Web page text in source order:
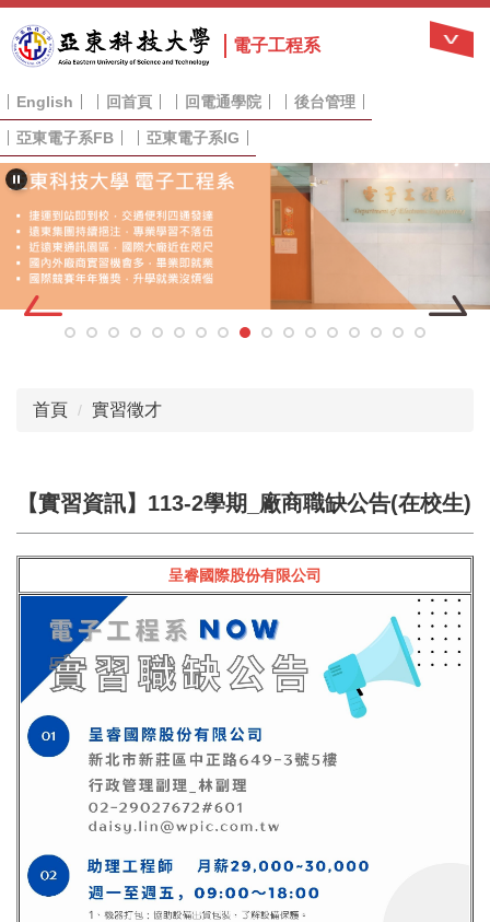
到
主
內
容
區
電子工程系
English 回首頁 回電通學院 後台管理
亞東電子系FB 亞東電子系IG
首頁 實習徵才
【實習資訊】113-2學期_廠商職缺公告(在校生)
呈睿國際股份有限公司